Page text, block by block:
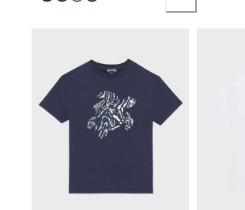
Borsello
Vedi tutti i Borsello
Scarpe
Calzature da Spiaggia